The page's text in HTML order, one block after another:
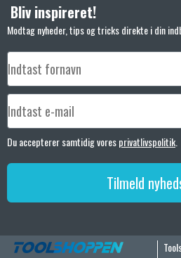
Bliv inspireret!
Modtag nyheder, tips og tricks direkte i din
Du accepterer samtidig voresprivatlivspolitik
Tilmeld